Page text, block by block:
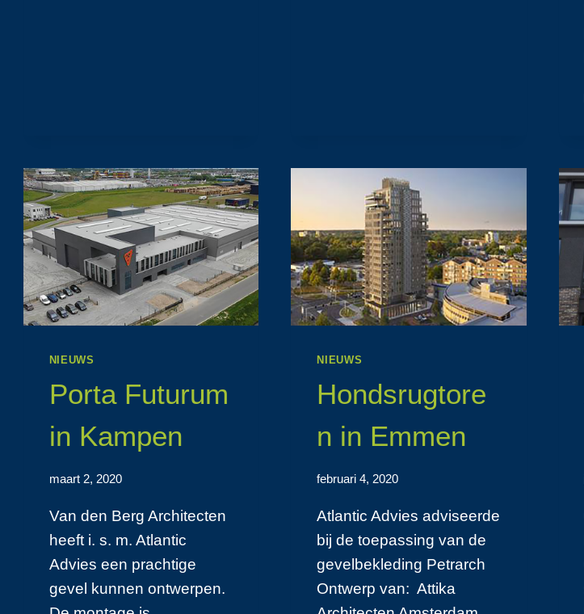
NIEUWS
Porta Futurum
in Kampen
maart 2, 2020
Van den Berg Architecten
heeft i. s. m. Atlantic
Advies een prachtige
gevel kunnen ontwerpen.
NIEUWS
Hondsrugtore
n in Emmen
februari 4, 2020
Atlantic Advies adviseerde
bij de toepassing van de
gevelbekleding Petrarch
Ontwerp van: Attika